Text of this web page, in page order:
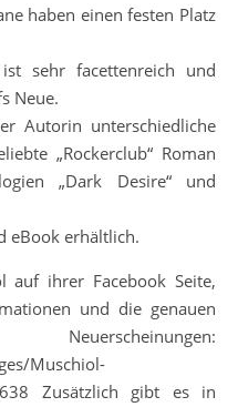
haben einen festen Platz
sehr facettenreich und
Neue.
Autorin unterschiedliche
„Rockerclub“ Roman
„Dark Desire“ und
eBook erhältlich.
auf ihrer Facebook Seite,
und die genauen
Muschiol-
Zusätzlich gibt es in